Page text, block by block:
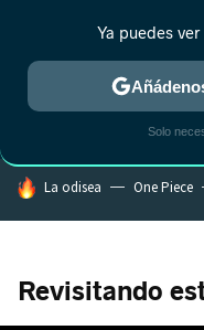
ESTRENOS
HOY SE HABLA DE
La odisea One Piece
Revisitando
Ya puedes
Solo